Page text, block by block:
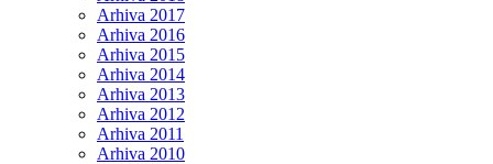
Arhiva 2017
Arhiva 2016
Arhiva 2015
Arhiva 2014
Arhiva 2013
Arhiva 2012
Arhiva 2011
Arhiva 2010